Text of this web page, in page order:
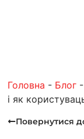
Головна - Блог -
і як
Повернутися